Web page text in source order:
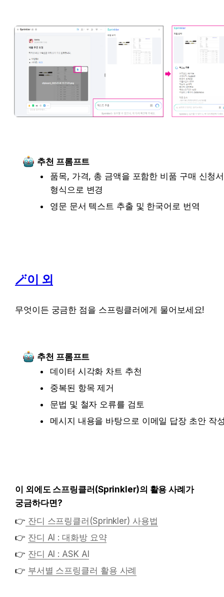
추천 프롬프트
품목, 가격, 총 금액을 포함한 비품 구매 신청서
형식으로 변경
영문 문서 텍스트 추출 및 한국어로 번역
🪄이 외
무엇이든 궁금한 점을 스프링클러에게 물어보세요!
추천 프롬프트
데이터 시각화 차트 추천
중복된 항목 제거
문법 및 철자 오류를 검토
메시지 내용을 바탕으로 이메일 답장 초안 작
이 외에도 스프링클러(Sprinkler)의 활용 사례가
궁금하다면?
👉 잔디 스프링클러(Sprinkler) 사용법
👉 잔디 AI : 대화방 요약
👉 잔디 AI : ASK AI
👉 부서별 스프링클러 활용 사례